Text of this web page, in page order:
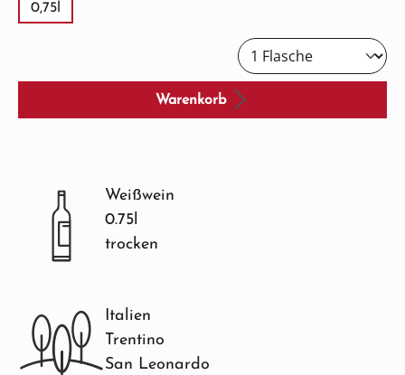
0,75l
Warenkorb
Weißwein
0.75l
trocken
Italien
Trentino
San Leonardo